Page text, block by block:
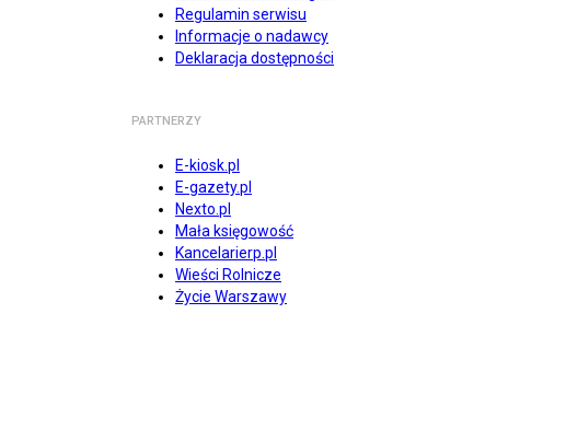
Regulamin serwisu
Informacje o nadawcy
Deklaracja dostępności
PARTNERZY
E-kiosk.pl
E-gazety.pl
Nexto.pl
Mała księgowość
Kancelarierp.pl
Wieści Rolnicze
Życie Warszawy